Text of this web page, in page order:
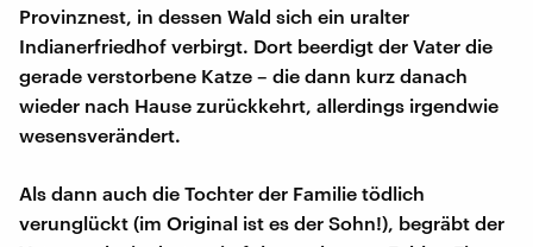
Provinznest, in dessen Wald sich ein uralter
Indianerfriedhof verbirgt. Dort beerdigt der Vater die
gerade verstorbene Katze – die dann kurz danach
wieder nach Hause zurückkehrt, allerdings irgendwie
wesensverändert.
Als dann auch die Tochter der Familie tödlich
verunglückt (im Original ist es der Sohn!), begräbt der